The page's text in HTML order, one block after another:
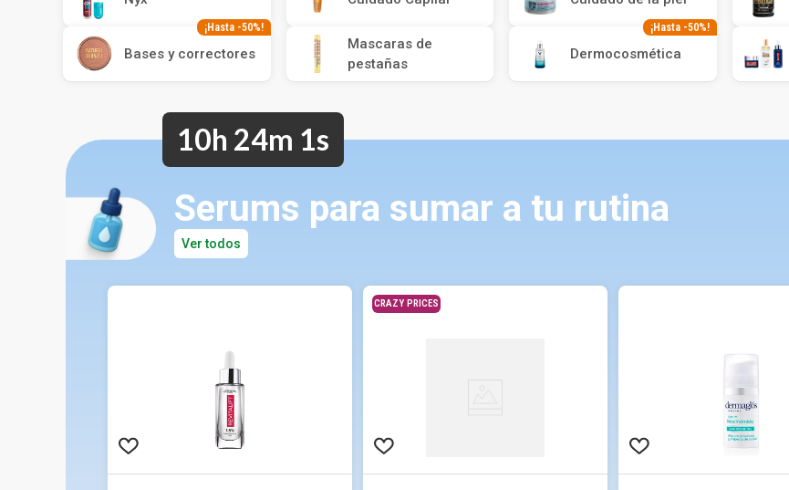
Bases y correctores
¡Hasta -50%!
Mascaras de
pestañas
Dermocosmética
¡Hasta -50%!
Serums para sumar a tu rutina
Ver todos
10h 24m 0s
CRAZY PRICES